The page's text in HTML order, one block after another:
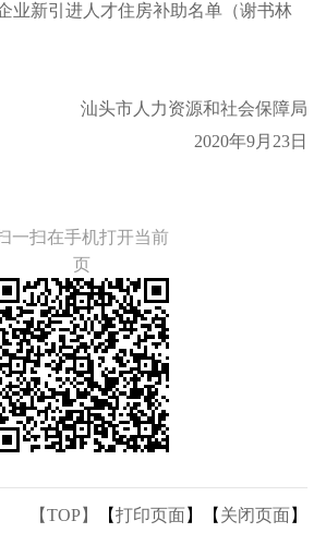
业新引进人才住房补助名单（谢书林
汕头市人力资源和社会保障局
2020年9月23日
一扫在手机打开当前
页
【TOP】 【打印页面】【 关闭页面】